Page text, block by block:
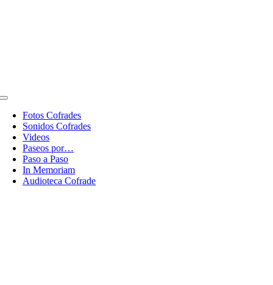
Toggle
NavigationFotos Cofrades
Sonidos Cofrades
Videos
Paseos por…
Paso a Paso
In Memoriam
Audioteca Cofrade